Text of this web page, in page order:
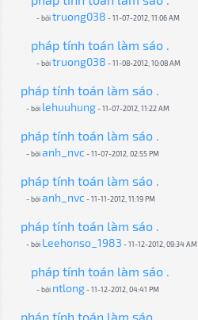
- bởitruong038 - 11-07-2012, 11:06 AM
pháp tính toán làm sáo .
- bởitruong038 - 11-08-2012, 10:08 AM
pháp tính toán làm sáo .
- bởi lehuuhung- 11-07-2012, 11:22 AM
pháp tính toán làm sáo .
- bởianh_nvc- 11-07-2012, 02:55 PM
pháp tính toán làm sáo .
- bởianh_nvc- 11-11-2012, 11:19 PM
pháp tính toán làm sáo .
- bởi Leehonso_1983 - 11-12-2012, 09:34 AM
pháp tính toán làm sáo .
- bởi ntlong- 11-12-2012, 04:41 PM
pháp tính toán làm sáo .